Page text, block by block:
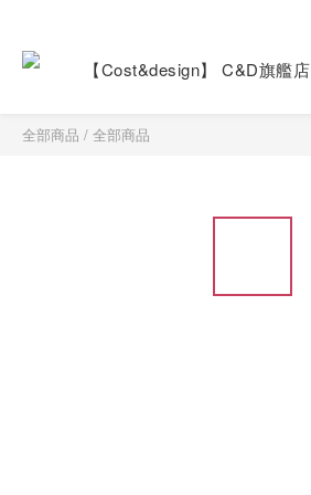
【Cost&design】 C&D旗艦店
全部商品 / 全部商品